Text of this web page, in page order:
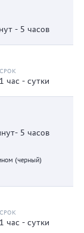
- 5 часов
1 час - сутки
5 часов
(черный)
1 час - сутки